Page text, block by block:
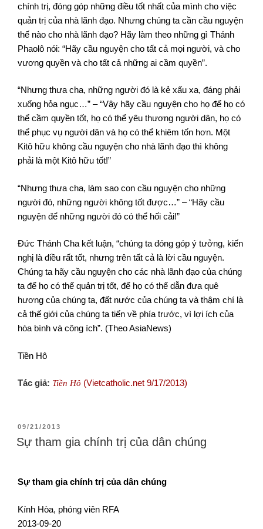
chính trị, đóng góp những điều tốt nhất của mình cho việc
quản trị của nhà lãnh đạo. Nhưng chúng ta cần cầu nguyện
thế nào cho nhà lãnh đạo? Hãy làm theo những gì Thánh
Phaolô nói: “Hãy cầu nguyện cho tất cả mọi người, và cho
vương quyền và cho tất cả những ai cầm quyền”.
“Nhưng thưa cha, những người đó là kẻ xấu xa, đáng phải
xuống hỏa ngục…” – “Vậy hãy cầu nguyện cho họ để họ có
thể cầm quyền tốt, họ có thể yêu thương người dân, họ có
thể phục vụ người dân và họ có thể khiêm tốn hơn. Một
Kitô hữu không cầu nguyện cho nhà lãnh đạo thì không
phải là một Kitô hữu tốt!”
“Nhưng thưa cha, làm sao con cầu nguyện cho những
người đó, những người không tốt được…” – “Hãy cầu
nguyện để những người đó có thể hối cải!”
Đức Thánh Cha kết luận, “chúng ta đóng góp ý tưởng, kiến
nghị là điều rất tốt, nhưng trên tất cả là lời cầu nguyện.
Chúng ta hãy cầu nguyện cho các nhà lãnh đạo của chúng
ta để họ có thể quản trị tốt, để họ có thể dẫn đưa quê
hương của chúng ta, đất nước của chúng ta và thậm chí là
cả thế giới của chúng ta tiến về phía trước, vì lợi ích của
hòa bình và công ích”. (Theo AsiaNews)
Tiền Hô
Tác giả: Tiền Hô (Vietcatholic.net 9/17/2013)
09/21/2013
Sự tham gia chính trị của dân chúng
Sự tham gia chính trị của dân chúng
Kính Hòa, phóng viên RFA
2013-09-20